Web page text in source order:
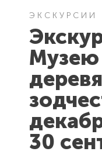
ЭКСКУРСИИ
Музею
30